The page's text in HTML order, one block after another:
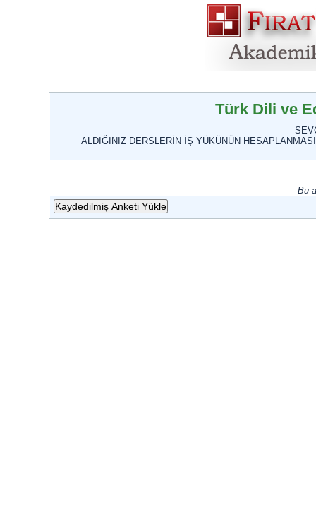
Türk Dili ve
ALDIĞINIZ DERSLERİN İŞ YÜKÜNÜN
Bu